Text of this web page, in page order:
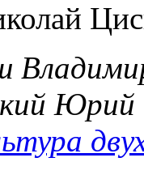
Юрий